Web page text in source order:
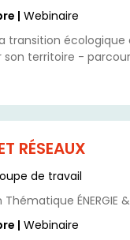
| Webinaire
transition
son territoire -
RÉSEAUX
de travail
ÉNERGIE &
| Webinaire